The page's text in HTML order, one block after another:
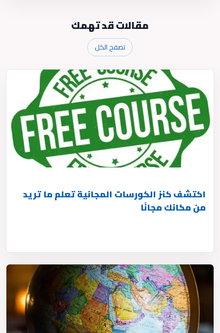
مقالات قد تهمك
تصفح الكل
اكتشف كنز الكورسات المجانية تعلم ما تريد
من مكانك مجانًا